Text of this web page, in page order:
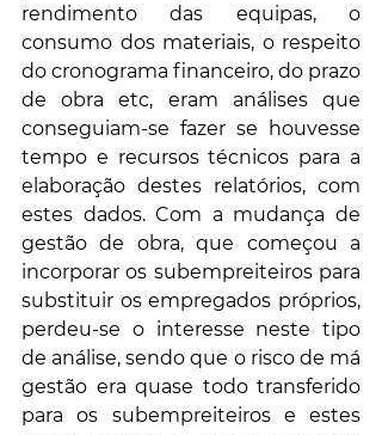
rendimento das equipas, o
consumo dos materiais, o respeito
do cronograma financeiro, do prazo
de obra etc, eram análises que
conseguiam-se fazer se houvesse
tempo e recursos técnicos para a
elaboração destes relatórios, com
estes dados. Com a mudança de
gestão de obra, que começou a
incorporar os subempreiteiros para
substituir os empregados próprios,
perdeu-se o interesse neste tipo
de análise, sendo que o risco de má
gestão era quase todo transferido
para os subempreiteiros e estes